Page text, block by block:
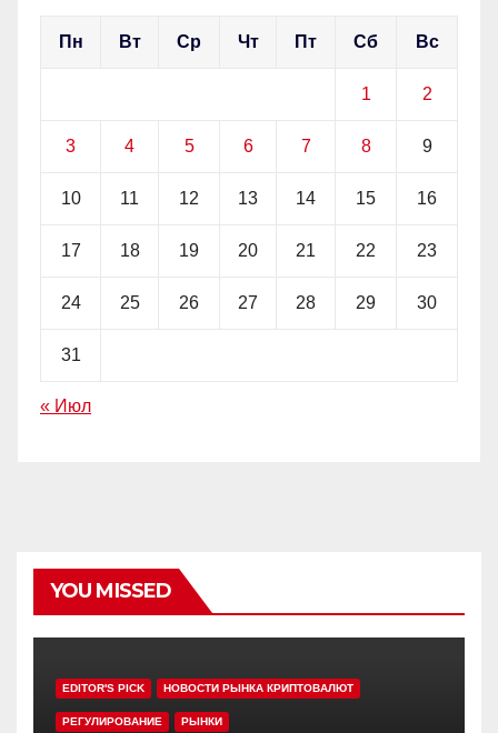
Пн Вт Ср Чт Пт Сб Вс
1 2
3 4 5 6 7 8 9
10 11 12 13 14 15 16
17 18 19 20 21 22 23
24 25 26 27 28 29 30
31
« Июл
YOU MISSED
EDITOR'S PICK НОВОСТИ РЫНКА КРИПТОВАЛЮТ
РЕГУЛИРОВАНИЕ РЫНКИ